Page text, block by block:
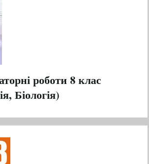
роботи 8 клас
Біологія)